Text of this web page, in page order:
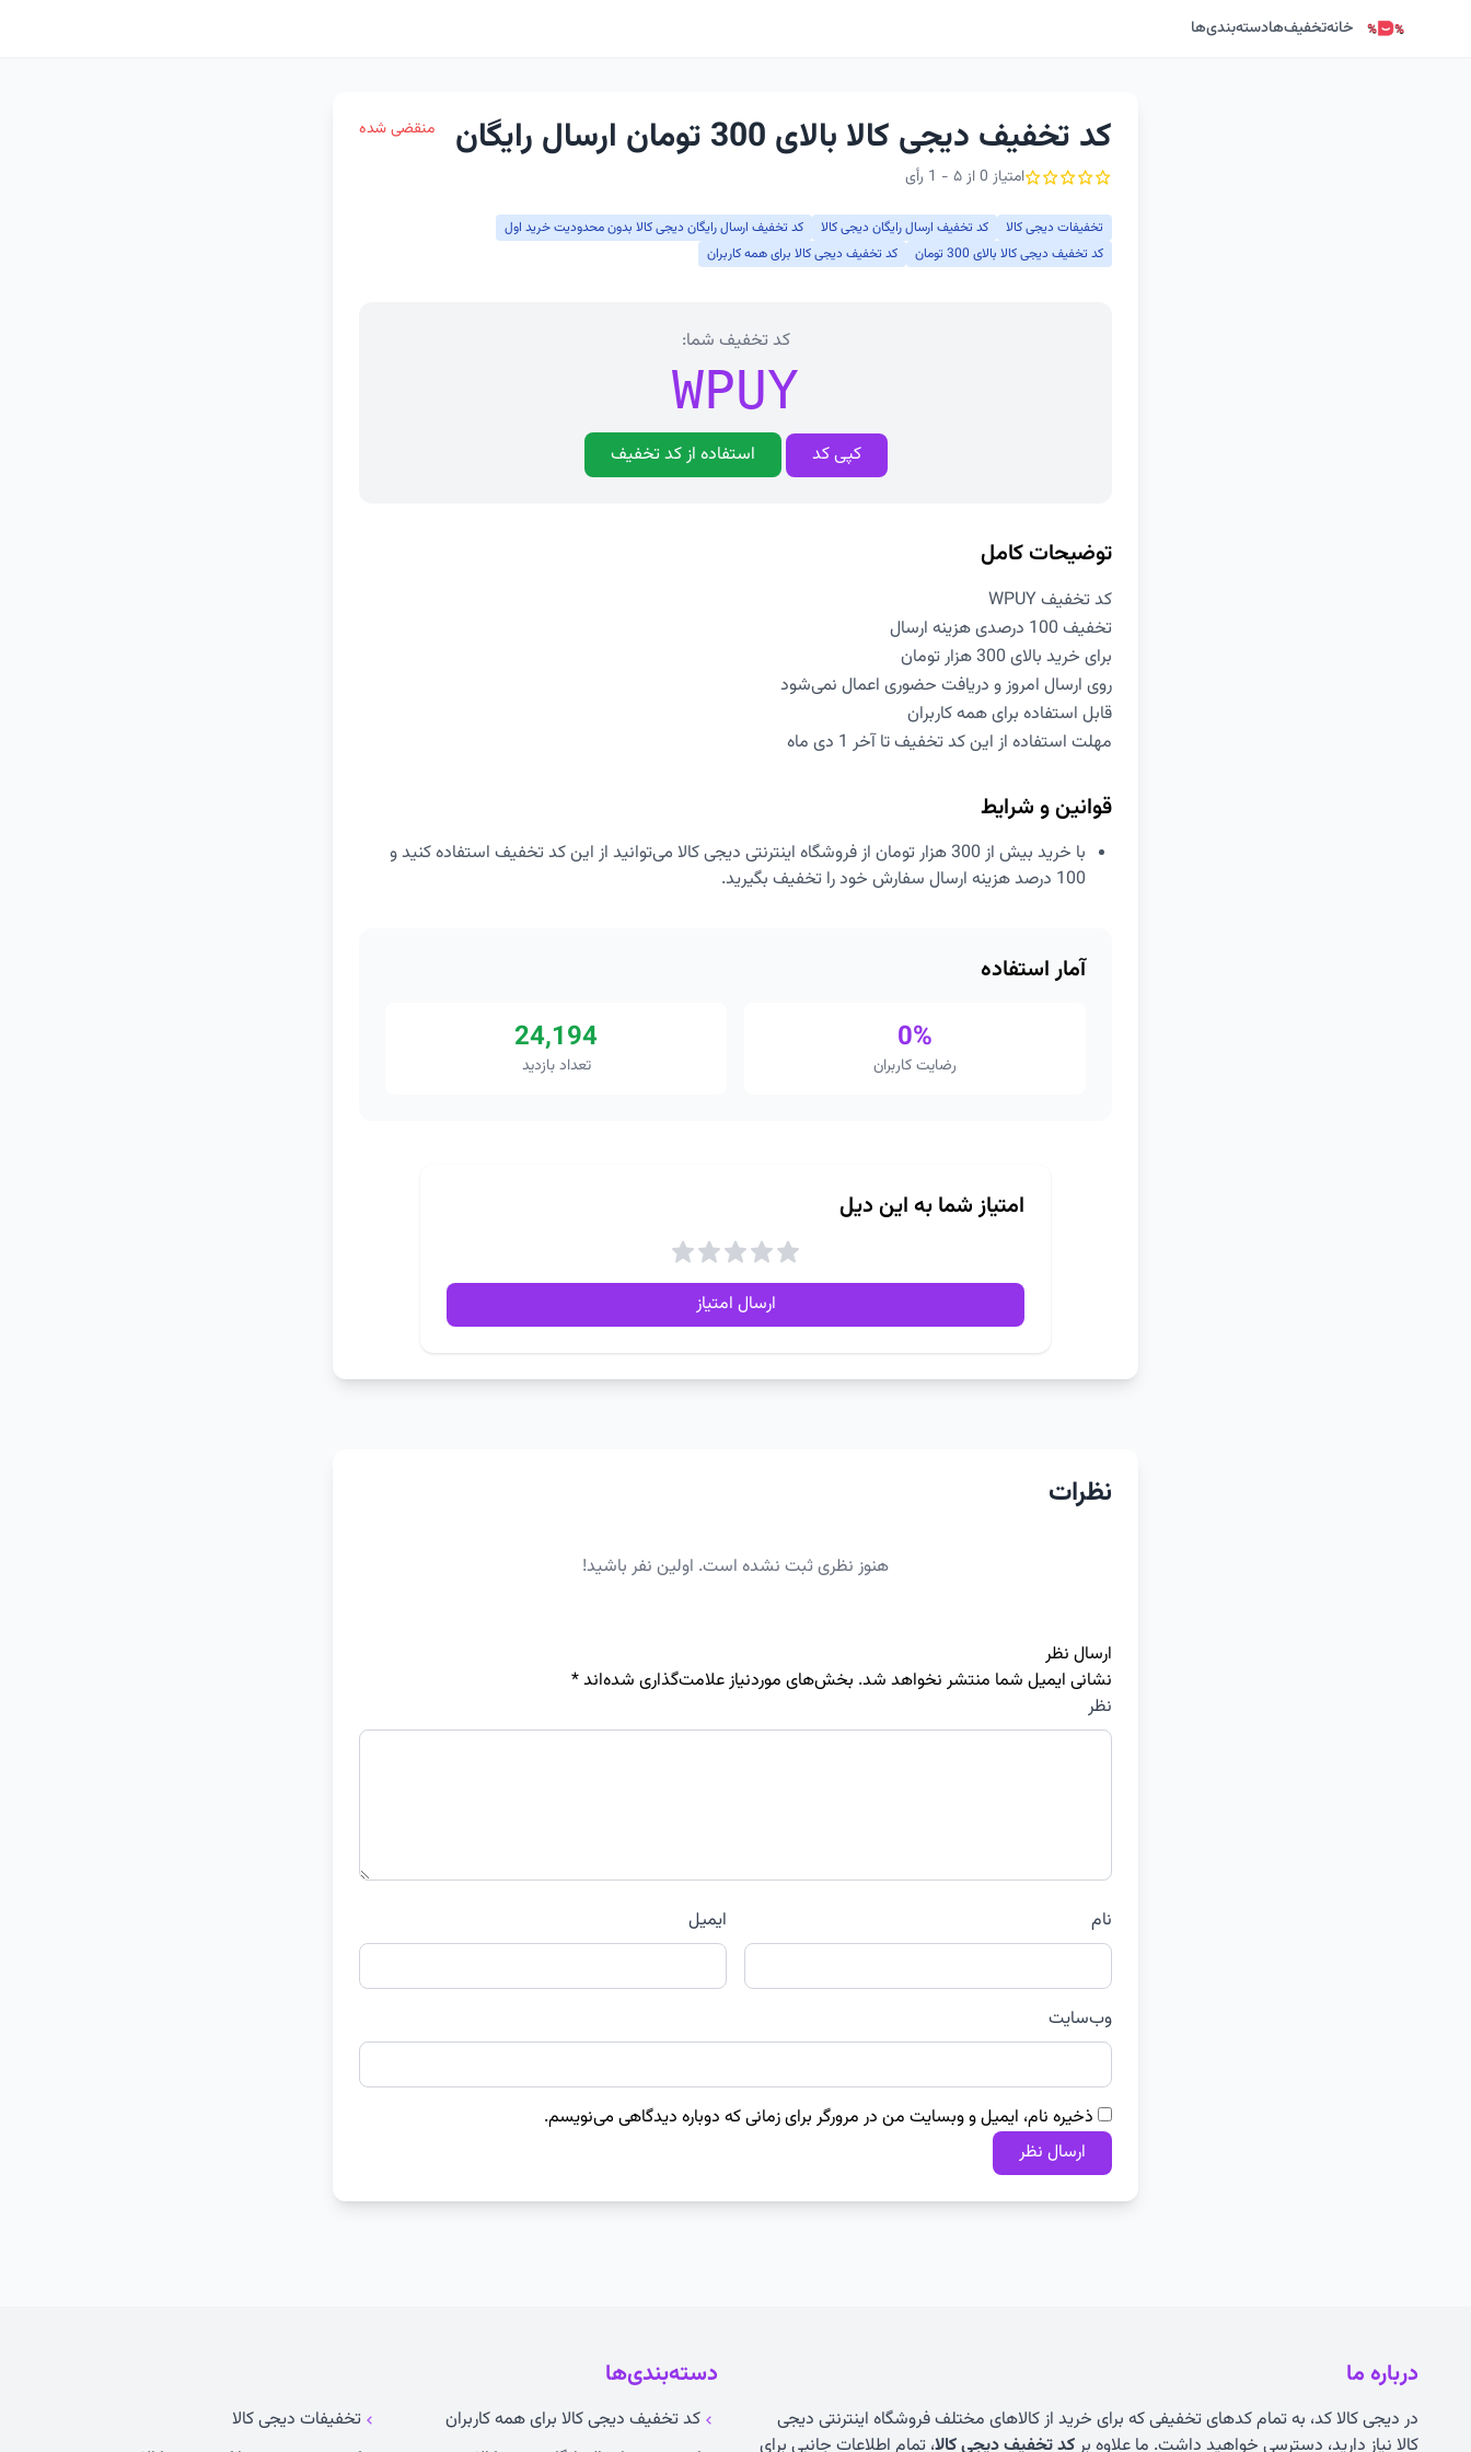
خانهتخفیف‌هادسته‌بندی‌ها
کد تخفیف دیجی کالا بالای 300 تومان ارسال رایگان
امتیاز 0 از ۵ - 1 رأی
منقضی شده
تخفیفات دیجی کالا کد تخفیف ارسال رایگان دیجی کالا
کد تخفیف ارسال رایگان دیجی کالا بدون محدودیت خرید اول
کد تخفیف دیجی کالا بالای 300 تومان
کد تخفیف دیجی کالا برای همه کاربران
کد تخفیف شما:
WPUY
کپی کد استفاده از کد تخفیف
توضیحات کامل
کد تخفیف WPUY
تخفیف 100 درصدی هزینه ارسال
برای خرید بالای 300 هزار تومان
روی ارسال امروز و دریافت حضوری اعمال نمی‌شود
قابل استفاده برای همه کاربران
مهلت استفاده از این کد تخفیف تا آخر 1 دی ماه
قوانین و شرایط
با خرید بیش از 300 هزار تومان از فروشگاه اینترنتی دیجی کالا می‌توانید از این کد تخفیف استفاده کنید و
100 درصد هزینه ارسال سفارش خود را تخفیف بگیرید.
آمار استفاده
0%
رضایت کاربران
24,194
تعداد بازدید
امتیاز شما به این دیل
ارسال امتیاز
نظرات
هنوز نظری ثبت نشده است. اولین نفر باشید!
ارسال نظر
نشانی ایمیل شما منتشر نخواهد شد. بخش‌های موردنیاز علامت‌گذاری شده‌اند*
نظر
نام ایمیل
وب‌سایت
ذخیره نام، ایمیل و وبسایت من در مرورگر برای زمانی که دوباره دیدگاهی می‌نویسم.
درباره ما
در دیجی کالا کد، به تمام کدهای تخفیفی که برای خرید از کالاهای مختلف فروشگاه اینترنتی دیجی
کالا نیاز دارید، دسترسی خواهید داشت. ما علاوه بر کد تخفیف دیجی کالا، تمام اطلاعات جانبی برای
دسته‌بندی‌ها
کد تخفیف دیجی کالا برای همه کاربران
تخفیفات دیجی کالا